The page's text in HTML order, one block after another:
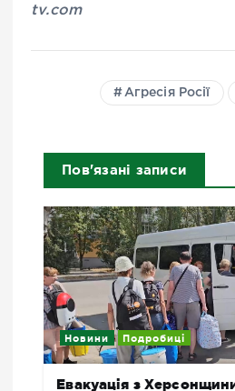
tv.com
Агресія Росії
Пов'язані записи
Новини Подробиці
Евакуація з